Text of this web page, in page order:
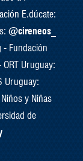
E.dúcate:
@cireneos_
- Fundación
ORT Uruguay:
Uruguay:
y Niñas
de